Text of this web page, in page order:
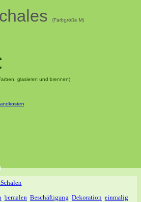
(Farbgröße M)
glasieren und brennen)
, bemalen, Beschäftigung, Dekoration, einmalig,